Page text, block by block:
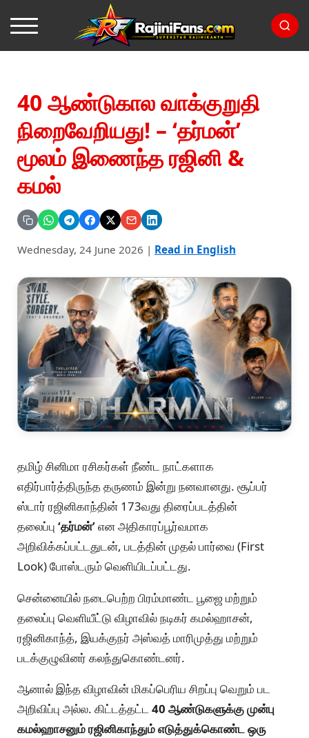
40 ஆண்டுகால வாக்குறுதி
நிறைவேறியது! – ‘தர்மன்’
மூலம் இணைந்த ரஜினி &
கமல்
Wednesday, 24 June 2026 | Read in English
தமிழ் சினிமா ரசிகர்கள் நீண்ட நாட்களாக
எதிர்பார்த்திருந்த தருணம் இன்று நனவானது. சூப்பர்
ஸ்டார் ரஜினிகாந்தின் 173வது திரைப்படத்தின்
தலைப்பு ‘தர்மன்’என அதிகாரப்பூர்வமாக
அறிவிக்கப்பட்டதுடன், படத்தின் முதல் பார்வை (First
Look) போஸ்டரும் வெளியிடப்பட்டது.
சென்னையில் நடைபெற்ற பிரம்மாண்ட பூஜை மற்றும்
தலைப்பு வெளியீட்டு விழாவில் நடிகர் கமல்ஹாசன்,
ரஜினிகாந்த், இயக்குநர் அஸ்வத் மாரிமுத்து மற்றும்
படக்குழுவினர் கலந்துகொண்டனர்.
ஆனால் இந்த விழாவின் மிகப்பெரிய சிறப்பு வெறும் பட
அறிவிப்பு அல்ல. கிட்டத்தட்ட 40 ஆண்டுகளுக்கு முன்பு
கமல்ஹாசனும் ரஜினிகாந்தும் எடுத்துக்கொண்ட ஒரு